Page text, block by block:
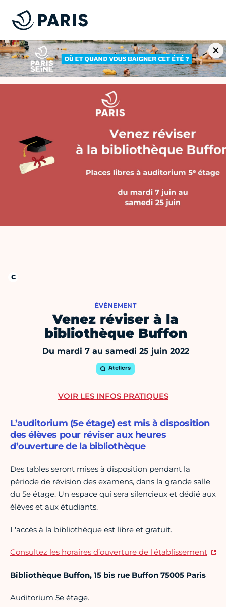
ÉVÈNEMENT
Venez réviser à la
bibliothèque Buffon
Du mardi 7 au samedi 25 juin 2022
Ateliers
L’auditorium (5e étage) est mis à disposition
des élèves pour réviser aux heures
d’ouverture de la bibliothèque
Des tables seront mises à disposition pendant la
période de révision des examens, dans la grande salle
du 5e étage. Un espace qui sera silencieux et dédié aux
élèves et aux étudiants.
L'accès à la bibliothèque est libre et gratuit.
Consultez les horaires d’ouverture de l'établissement
Bibliothèque Buffon, 15 bis rue Buffon 75005 Paris
Auditorium 5e étage.
VOIR LES INFOS PRATIQUES